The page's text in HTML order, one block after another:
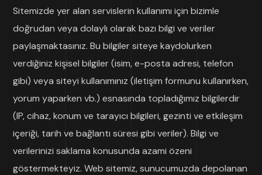
Sitemizde yer alan servislerin kullanımı için bizimle
doğrudan veya dolaylı olarak bazı bilgi ve veriler
paylaşmaktasınız. Bu bilgiler siteye kaydolurken
verdiğiniz kişisel bilgiler (isim, e-posta adresi, telefon
gibi) veya siteyi kullanımınız (iletişim formunu kullanırken,
yorum yaparken vb.) esnasında topladığımız bilgilerdir
(IP, cihaz, konum ve tarayıcı bilgileri, gezinti ve etkileşim
içeriği, tarih ve bağlantı süresi gibi veriler). Bilgi ve
verilerinizi saklama konusunda azami özeni
göstermekteyiz. Web sitemiz, sunucumuzda depolanan